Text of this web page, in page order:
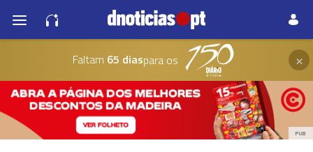
Faltam 65 diaspara os ×
PUB